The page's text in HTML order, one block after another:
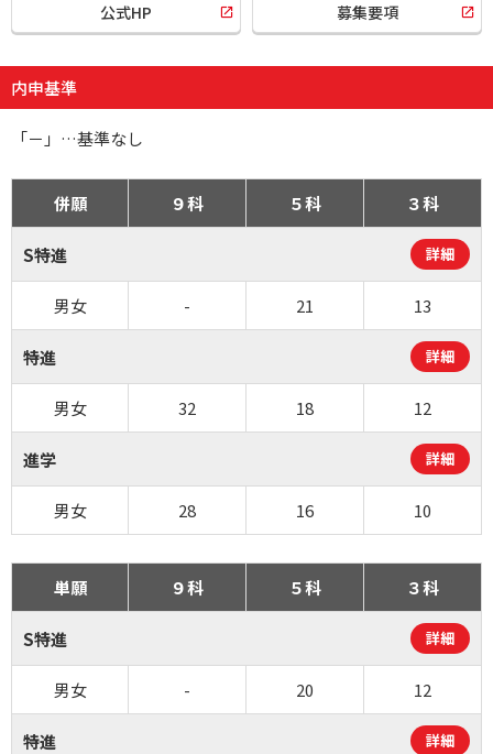
公式HP 募集要項
内申基準
「－」…基準なし
併願 ９科 ５科 ３科
S特進 詳細
男女 - 21 13
特進 詳細
男女 32 18 12
進学 詳細
男女 28 16 10
単願 ９科 ５科 ３科
S特進 詳細
男女 - 20 12
特進 詳細